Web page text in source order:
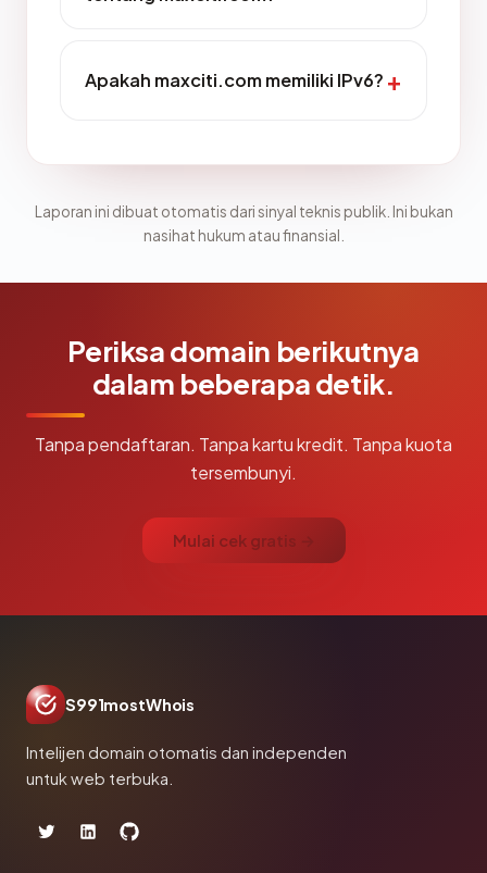
Apakah maxciti.com memiliki IPv6?
Laporan ini dibuat otomatis dari sinyal teknis publik. Ini bukan
nasihat hukum atau finansial.
Periksa domain berikutnya
dalam beberapa detik.
Tanpa pendaftaran. Tanpa kartu kredit. Tanpa kuota
tersembunyi.
Mulai cek gratis →
S991mostWhois
Intelijen domain otomatis dan independen
untuk web terbuka.